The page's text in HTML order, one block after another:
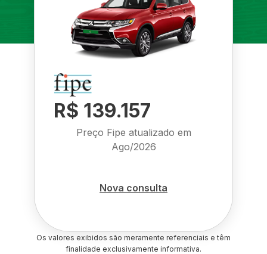
R$ 139.157
Preço Fipe atualizado em
Ago/2026
Nova consulta
Os valores exibidos são meramente referenciais e têm
finalidade exclusivamente informativa.